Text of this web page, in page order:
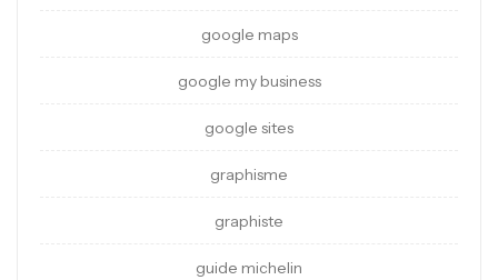
google maps
google my business
google sites
graphisme
graphiste
guide michelin